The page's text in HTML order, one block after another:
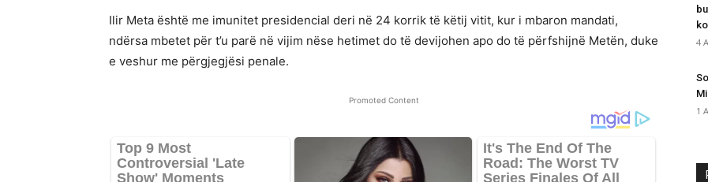
Ilir Meta është me imunitet presidencial deri në 24 korrik të këtij vitit, kur i mbaron mandati,
ndërsa mbetet për t’u parë në vijim nëse hetimet do të devijohen apo do të përfshijnë Metën, duke
e veshur me përgjegjësi penale.
Promoted Content
4
1